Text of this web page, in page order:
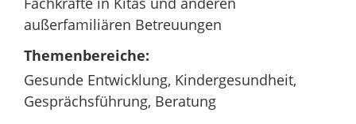
außerfamiliären Betreuungen
Themenbereiche:
Gesunde Entwicklung, Kindergesundheit,
Gesprächsführung, Beratung